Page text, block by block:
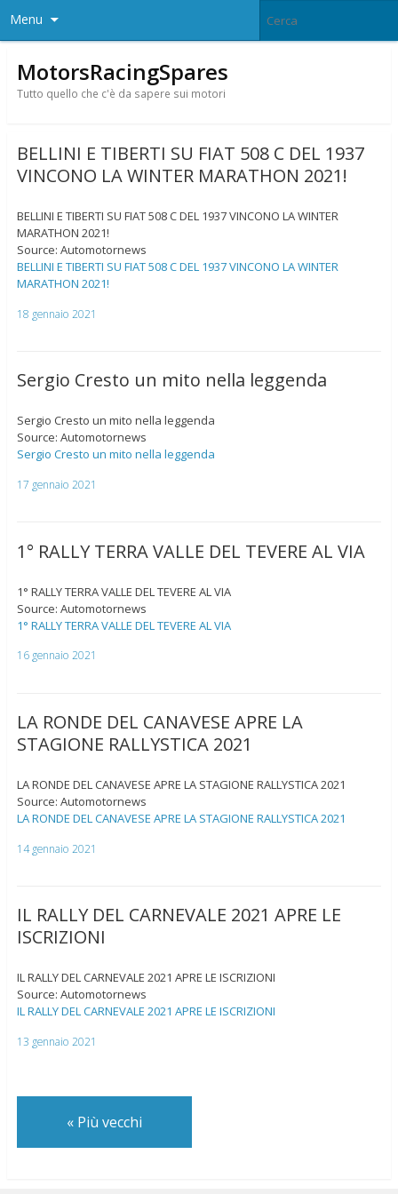
Menu
MotorsRacingSpares
Tutto quello che c'è da sapere sui motori
BELLINI E TIBERTI SU FIAT 508 C DEL 1937
VINCONO LA WINTER MARATHON 2021!
BELLINI E TIBERTI SU FIAT 508 C DEL 1937 VINCONO LA WINTER
MARATHON 2021!
Source: Automotornews
BELLINI E TIBERTI SU FIAT 508 C DEL 1937 VINCONO LA WINTER
MARATHON 2021!
18 gennaio 2021
Sergio Cresto un mito nella leggenda
Sergio Cresto un mito nella leggenda
Source: Automotornews
Sergio Cresto un mito nella leggenda
17 gennaio 2021
1° RALLY TERRA VALLE DEL TEVERE AL VIA
1° RALLY TERRA VALLE DEL TEVERE AL VIA
Source: Automotornews
1° RALLY TERRA VALLE DEL TEVERE AL VIA
16 gennaio 2021
LA RONDE DEL CANAVESE APRE LA
STAGIONE RALLYSTICA 2021
LA RONDE DEL CANAVESE APRE LA STAGIONE RALLYSTICA 2021
Source: Automotornews
LA RONDE DEL CANAVESE APRE LA STAGIONE RALLYSTICA 2021
14 gennaio 2021
IL RALLY DEL CARNEVALE 2021 APRE LE
ISCRIZIONI
IL RALLY DEL CARNEVALE 2021 APRE LE ISCRIZIONI
Source: Automotornews
IL RALLY DEL CARNEVALE 2021 APRE LE ISCRIZIONI
13 gennaio 2021
«Più vecchi